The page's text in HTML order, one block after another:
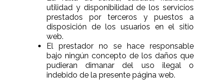
utilidad y disponibilidad de los servicios
prestados por terceros y puestos a
disposición de los usuarios en el sitio
web.
El prestador no se hace responsable
bajo ningún concepto de los daños que
pudieran dimanar del uso ilegal o
indebido de la presente página web.